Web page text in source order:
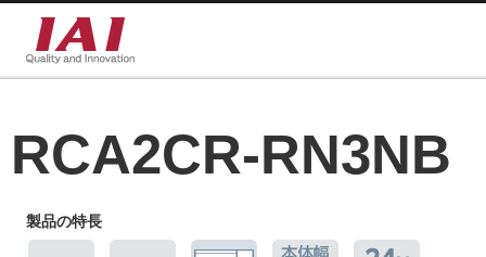
RCA2CR-RN3NB
製品の特長